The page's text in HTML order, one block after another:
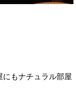
もナチュラル部屋